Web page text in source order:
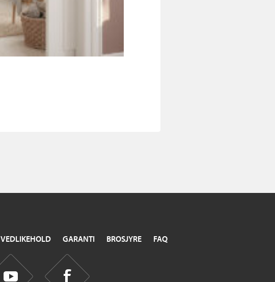
VEDLIKEHOLD GARANTI BROSJYRE FAQ